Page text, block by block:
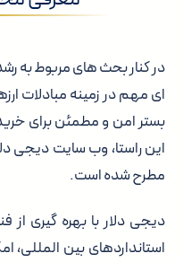
در کنار بحث های مربوط به
ای مهم در زمینه مبادلات
بستر امن و مطمئن برای
این راستا، وب سایت دیجی
مطرح شده است.
دیجی دلار با بهره گیری از
استانداردهای بین المللی،